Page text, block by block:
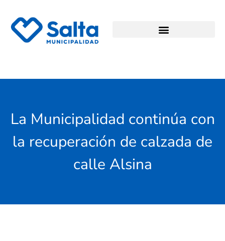
La Municipalidad continúa con
la recuperación de calzada de
calle Alsina